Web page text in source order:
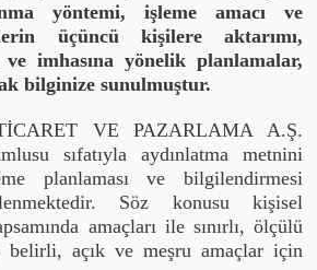
yöntemi, işleme amacı ve
üçüncü kişilere aktarımı,
imhasına yönelik planlamalar,
bilginize sunulmuştur.
VE PAZARLAMA A.Ş.
sıfatıyla aydınlatma metnini
planlaması ve bilgilendirmesi
Söz konusu kişisel
amaçları ile sınırlı, ölçülü
belirli, açık ve meşru amaçlar için